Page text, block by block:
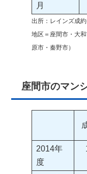
月
出所：レインズ成
地区＝座間市・大
原市・秦野市）
座間市のマン
2014年
度